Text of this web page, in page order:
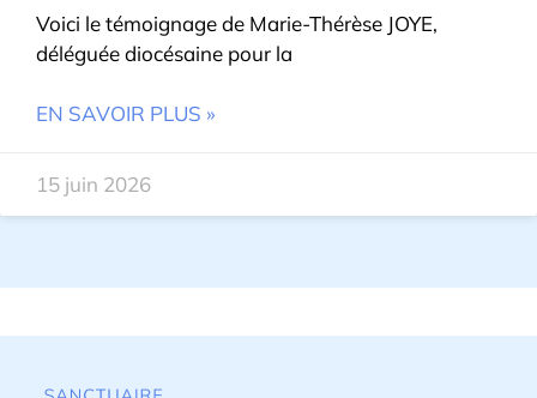
Voici le témoignage de Marie-Thérèse JOYE,
déléguée diocésaine pour la
EN SAVOIR PLUS »
15 juin 2026